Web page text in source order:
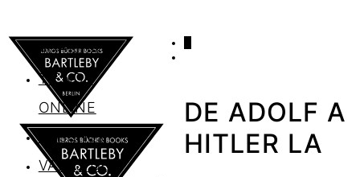
AGENDA
TIENDA
ONLINE
Nosotros
VALES DE
DE ADOLF A
HITLER LA